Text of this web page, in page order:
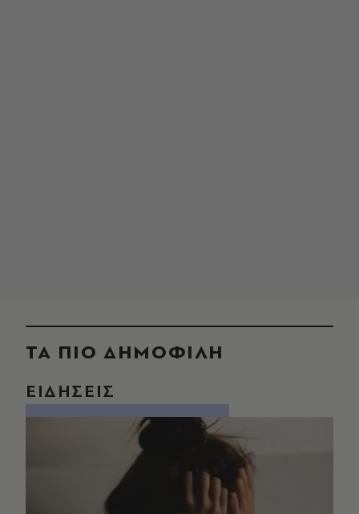
ΤΑ ΠΙΟ ΔΗΜΟΦΙΛΗ
ΕΙΔΗΣΕΙΣ